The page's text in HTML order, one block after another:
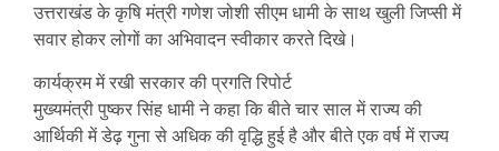
उत्तराखंड के कृषि मंत्री गणेश जोशी सीएम धामी के साथ खुली जिप्सी में
सवार होकर लोगों का अभिवादन स्वीकार करते दिखे।
कार्यक्रम में रखी सरकार की प्रगति रिपोर्ट
मुख्यमंत्री पुष्कर सिंह धामी ने कहा कि बीते चार साल में राज्य की
आर्थिकी में डेढ़ गुना से अधिक की वृद्धि हुई है और बीते एक वर्ष में राज्य